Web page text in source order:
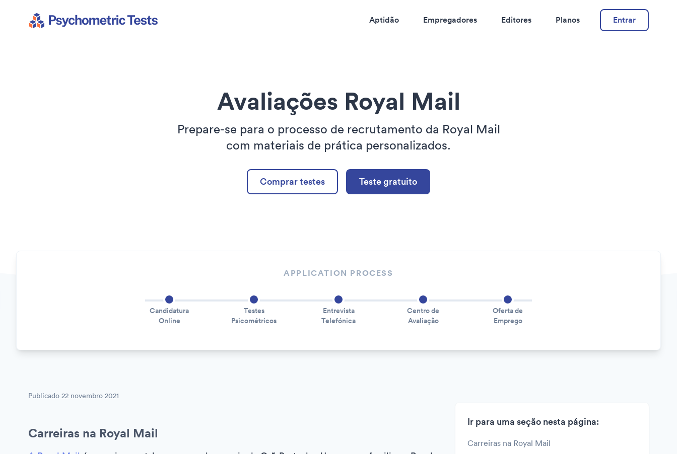
Aptidão Empregadores Editores Planos Entrar
Avaliações Royal Mail
Prepare-se para o processo de recrutamento da Royal Mail
com materiais de prática personalizados.
Comprar testes Teste gratuito
APPLICATION PROCESS
Candidatura
Online
Testes
Psicométricos
Entrevista
Telefónica
Centro de
Avaliação
Oferta de
Emprego
Publicado 22 novembro 2021
Carreiras na Royal Mail
Ir para uma seção nesta página:
Carreiras na Royal Mail